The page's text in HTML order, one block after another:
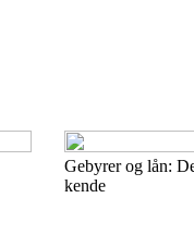
Gebyrer og lån:
kende